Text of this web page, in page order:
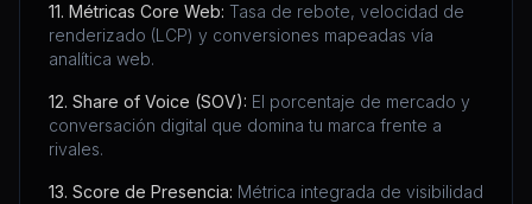
11. Métricas Core Web: Tasa de rebote, velocidad de
renderizado (LCP) y conversiones mapeadas vía
analítica web.
12. Share of Voice (SOV): El porcentaje de mercado y
conversación digital que domina tu marca frente a
rivales.
13. Score de Presencia: Métrica integrada de visibilidad